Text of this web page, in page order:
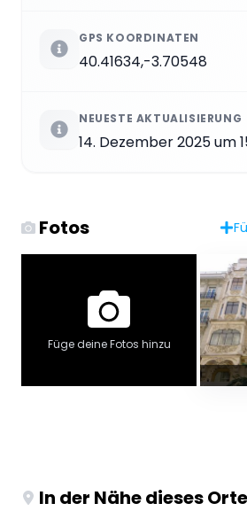
GPS KOORDINATEN
40.41634,-3.70548
NEUESTE AKTUALISIERUNG
14. Dezember 2025 um
Fotos
Füge deine Fotos hinzu
In der Nähe dieses